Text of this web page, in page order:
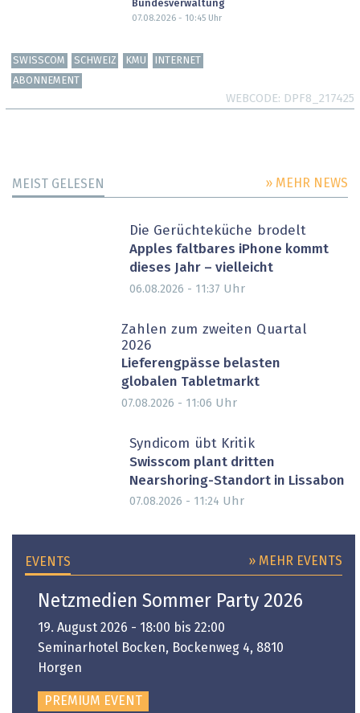
Bundesverwaltung
07.08.2026 - 10:45Uhr
SWISSCOM SCHWEIZ KMU
INTERNET
ABONNEMENT
WEBCODE DPF8_217425
MEIST GELESEN » MEHR NEWS
Die Gerüchteküche brodelt
Apples faltbares iPhone kommt
dieses Jahr – vielleicht
06.08.2026 - 11:37 Uhr
Zahlen zum zweiten Quartal
2026
Lieferengpässe belasten
globalen Tabletmarkt
07.08.2026 - 11:06 Uhr
Syndicom übt Kritik
Swisscom plant dritten
Nearshoring-Standort in Lissabon
07.08.2026 - 11:24 Uhr
EVENTS » MEHR EVENTS
Netzmedien Sommer Party 2026
19. August 2026 - 18:00 bis 22:00
Seminarhotel Bocken, Bockenweg 4, 8810
Horgen
PREMIUM EVENT